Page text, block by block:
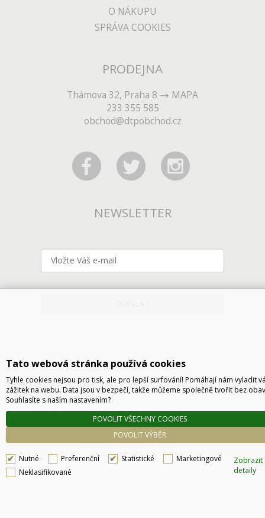
O NÁKUPU
SPRÁVA COOKIES
PRODEJNA
Thámova 32, Praha 8
MAPA
233 355 585
obchod@dtpobchod.cz
NEWSLETTER
Technické řešení © 2026 CyberSoft s.r.o.
Podle zákona o evidenci tržeb je prodávající povinen vystavit kupujícímu účtenku. Zároveň
je povinen zaevidovat přijatou tržbu u správce daně online, v případě technického
výpadku pak nejpozději do 48 hodin.
Tato webová stránka používá cookies
Tyhle cookies nejsou pro tisk, ale pro lepší surfování! Pomáhají nám vyladit
zážitek na webu. Data jsou v bezpečí, takže můžeme společně tvořit bez
Souhlasíte s naším nastavením?
POVOLIT VÝBĚR
POVOLIT VŠECHNY COOKIES
Nutné Preferenční Statistické
Marketingové
Neklasifikované
Zobrazit
detaily